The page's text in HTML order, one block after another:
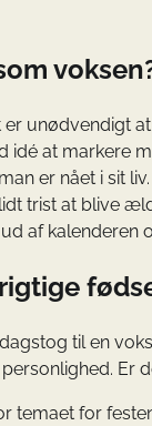
er unødvendigt
idé at markere
er nået i sit
trist at blive
af kalenderen
til en
Er
temaet for